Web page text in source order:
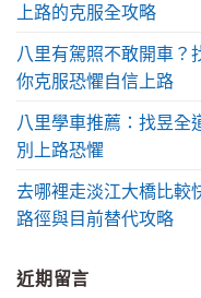
上路的克服全攻略
八里有駕照不敢開車？
你克服恐懼自信上路
八里學車推薦：找昱全
別上路恐懼
去哪裡走淡江大橋比較
路徑與目前替代攻略
近期留言